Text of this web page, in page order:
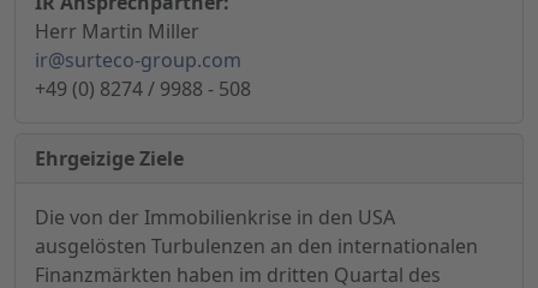
Herr Martin Miller
ir@surteco-group.com
+49 (0) 8274 / 9988 - 508
Ehrgeizige Ziele
Die von der Immobilienkrise in den USA
ausgelösten Turbulenzen an den internationalen
Finanzmärkten haben im dritten Quartal des